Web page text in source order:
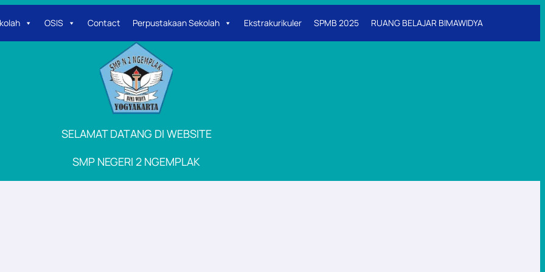
OSIS Contact Perpustakaan Sekolah Ekstrakurikuler SPMB 2025 RUANG BELAJAR BIMAWIDYA
SELAMAT DATANG DI WEBSITE
SMP NEGERI 2 NGEMPLAK